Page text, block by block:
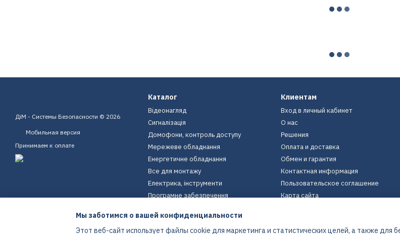
ДіМ - Системы Безопасности © 2026
Мобильная версия
Принимаем к оплате
Каталог
Відеонагляд
Сигналізація
Домофони, контроль доступу
Мережеве обладнання
Енергетичне обладнання
Все для монтажу
Електрика, інструменти
Програмне забезпечення
Екіпірування
Енергетичне обладнання
Клиентам
Вход в личный кабинет
О нас
Решения
Оплата и доставка
Обмен и гарантия
Контактная информация
Пользовательское соглашение
Карта сайта
Мы заботимся о вашей конфиденциальности
Этот веб-сайт использует файлы cookie для маркетинга и статистических целей, а также для